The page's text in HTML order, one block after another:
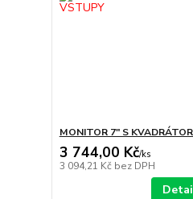
MONITOR 7" S
3 744,00 Kč/ks
3 094,21 Kč bez DPH